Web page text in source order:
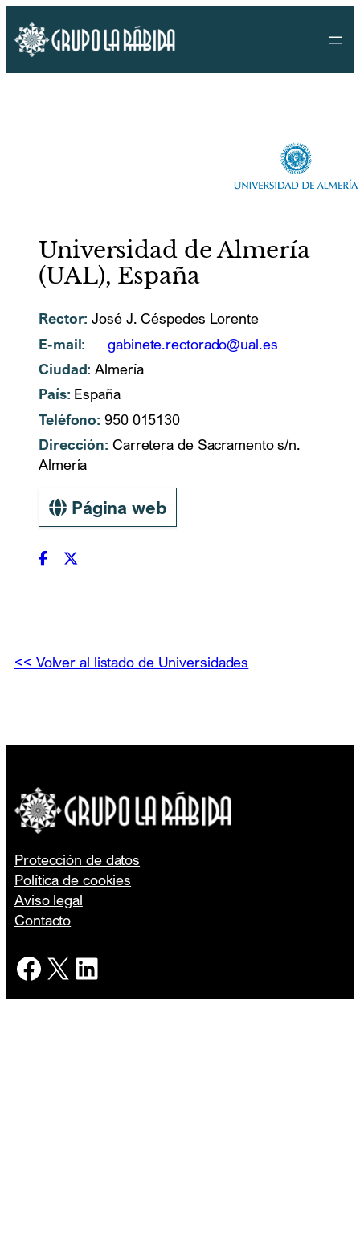
al
contenido
Universidad de Almería
(UAL), España
Rector: José J. Céspedes Lorente
E-mail:
gabinete.rectorado@ual.es
Ciudad: Almería
País: España
Teléfono: 950 015130
Dirección: Carretera de Sacramento s/n.
Almería
Página web
<< Volver al listado de Universidades
Protección de datos
Política de cookies
Aviso legal
Contacto
Facebook
X LinkedIn